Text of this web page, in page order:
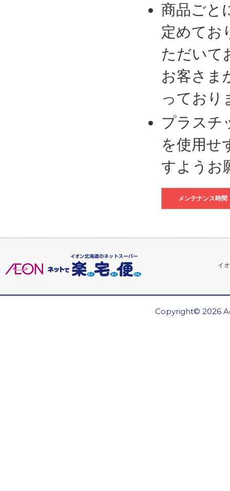
商品ごと
定めてお
ただいて
お客さま
っており
プラスチ
を使用せ
すようお
メンテナンス時間
イ
Copyright© 2026